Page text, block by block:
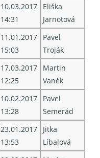
10.03.2017
14:31
Eliška
Jarnotová
11.01.2017
15:03
Pavel
Troják
17.03.2017
12:25
Martin
Vaněk
10.02.2017
13:28
Pavel
Semerád
23.01.2017
13:53
Jitka
Líbalová